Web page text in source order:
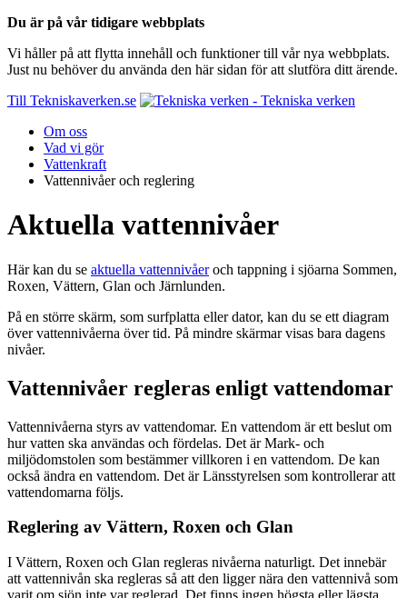
Du är på vår tidigare webbplats
Vi håller på att flytta innehåll och funktioner till vår nya webbplats.
Just nu behöver du använda den här sidan för att slutföra ditt ärende.
Till Tekniskaverken.se
Om oss
Vad vi gör
Vattenkraft
Vattennivåer och reglering
Aktuella vattennivåer
Här kan du se aktuella vattennivåeroch tappning i sjöarna Sommen,
Roxen, Vättern, Glan och Järnlunden.
På en större skärm, som surfplatta eller dator, kan du se ett diagram
över vattennivåerna över tid. På mindre skärmar visas bara dagens
nivåer.
Vattennivåer regleras enligt vattendomar
Vattennivåerna styrs av vattendomar. En vattendom är ett beslut om
hur vatten ska användas och fördelas. Det är Mark- och
miljödomstolen som bestämmer villkoren i en vattendom. De kan
också ändra en vattendom. Det är Länsstyrelsen som kontrollerar att
vattendomarna följs.
Reglering av Vättern, Roxen och Glan
I Vättern, Roxen och Glan regleras nivåerna naturligt. Det innebär
att vattennivån ska regleras så att den ligger nära den vattennivå som